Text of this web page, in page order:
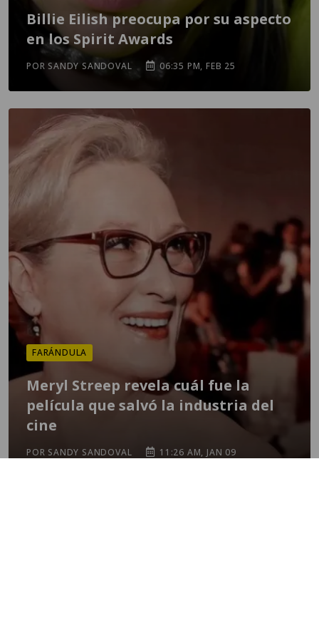
Billie Eilish preocupa por su aspecto
en los Spirit Awards
POR SANDY SANDOVAL 06:35 PM, FEB 25
FARÁNDULA
Meryl Streep revela cuál fue la
película que salvó la industria del
cine
POR SANDY SANDOVAL 11:26 AM, JAN 09